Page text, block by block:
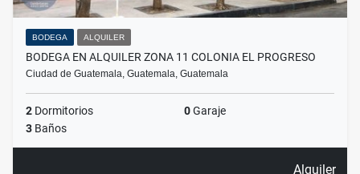
BODEGA ALQUILER
BODEGA EN ALQUILER ZONA 11 COLONIA EL PROGRESO
Ciudad de Guatemala, Guatemala, Guatemala
2 Dormitorios 0Garaje
3 Baños
Alquiler